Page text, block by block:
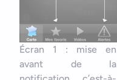
Écran 1 : mise en
avant de la